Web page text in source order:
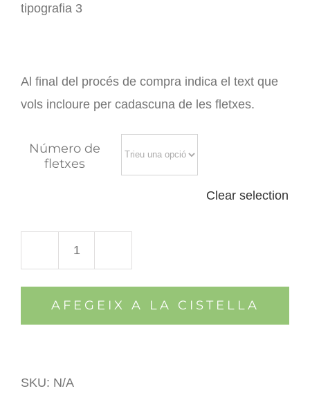
tipografia 3
Al final del procés de compra indica el text que
vols incloure per cadascuna de les fletxes.
Número de
fletxes
Clear selection
Totem
de
AFEGEIX A LA CISTELLA
SKU: N/A